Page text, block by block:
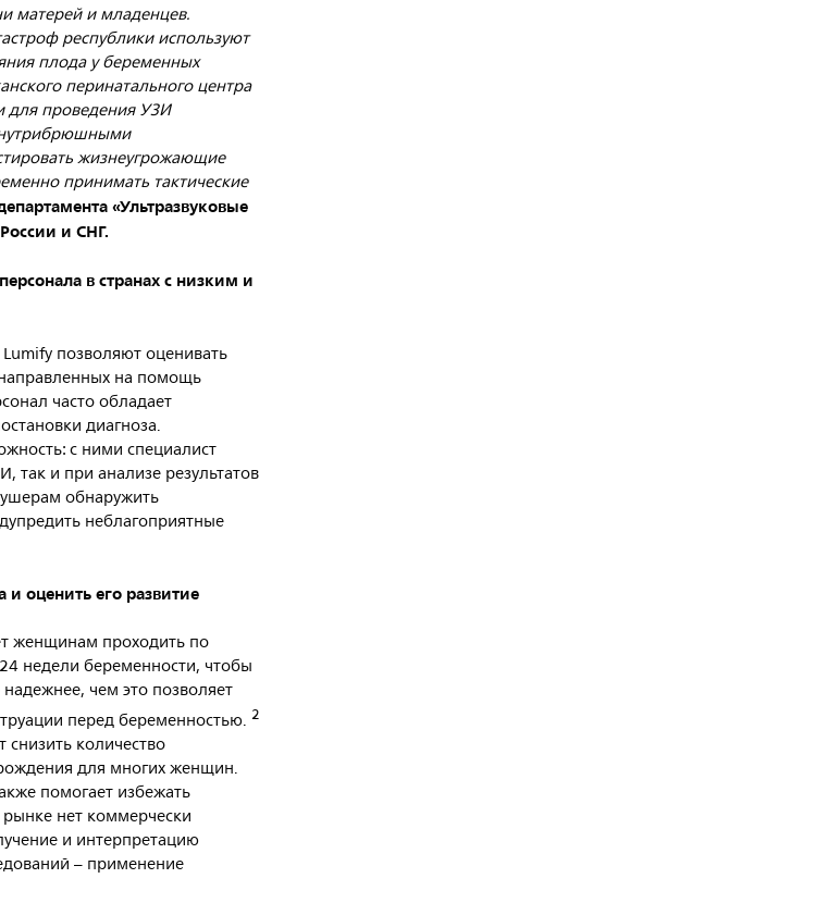
матерей и младенцев.
республики используют
плода у беременных
перинатального центра
для проведения УЗИ
жизнеугрожающие
принимать тактические
«Ультразвуковые
и СНГ.
в странах с низким и
позволяют оценивать
на помощь
часто обладает
диагноза.
с ними специалист
так и при анализе результатов
обнаружить
неблагоприятные
оценить его развитие
женщинам проходить по
недели беременности, чтобы
чем это позволяет
перед беременностью.2
снизить количество
для многих женщин.
помогает избежать
нет коммерчески
и интерпретацию
– применение